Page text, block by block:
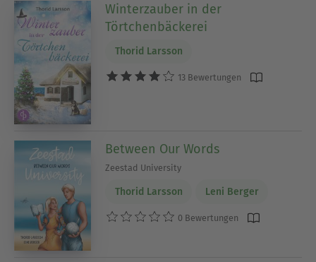
Winterzauber in der
Törtchenbäckerei
Thorid Larsson
13 Bewertungen
Between Our Words
Zeestad University
Thorid Larsson Leni Berger
0 Bewertungen